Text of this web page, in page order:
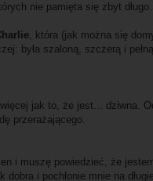
nie pamięta się zbyt długo.
, która (jak można się
była szaloną, szczerą i
jak to, że jest... dziwna.
przerażającego.
i muszę powiedzieć, że
i pochłonie mnie na